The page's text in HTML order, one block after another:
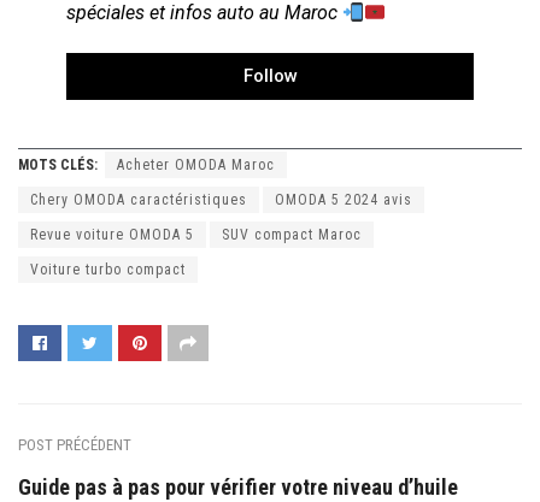
spéciales et infos auto au Maroc
Follow
MOTS CLÉS: Acheter OMODA Maroc
Chery OMODA caractéristiques OMODA 5 2024 avis
Revue voiture OMODA 5 SUV compact Maroc
Voiture turbo compact
POST PRÉCÉDENT
Guide pas à pas pour vérifier votre niveau d’huile